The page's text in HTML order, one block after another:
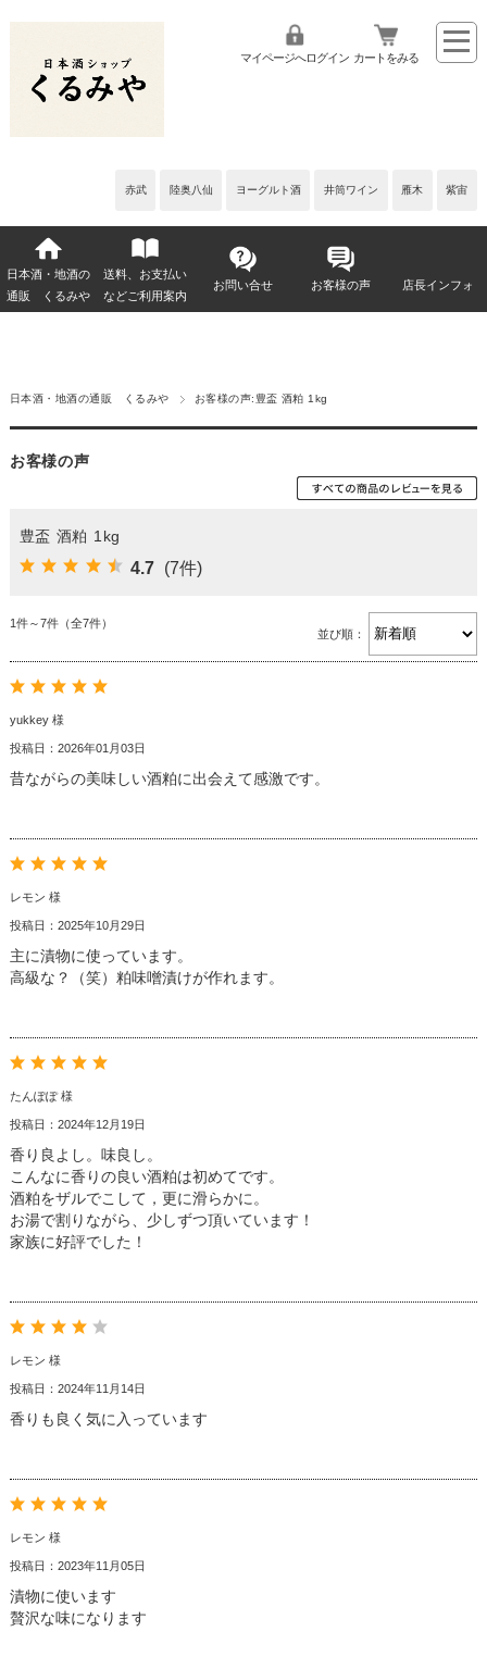
赤武 陸奥八仙 ヨーグルト酒 井筒ワイン 雁木 紫宙
マイページへログイン カートをみる
日本酒・地酒の
通販 くるみや
送料、お支払い
などご利用案内
お問い合せ お客様の声 店長インフォ
日本酒・地酒の通販 くるみや お客様の声:豊盃 酒粕 1kg
お客様の声
豊盃 酒粕 1kg
4.7 (7件)
1件～7件（全7件）
並び順：
yukkey 様
投稿日：2026年01月03日
昔ながらの美味しい酒粕に出会えて感激です。
レモン 様
投稿日：2025年10月29日
主に漬物に使っています。
高級な？（笑）粕味噌漬けが作れます。
たんぽぽ 様
投稿日：2024年12月19日
香り良よし。味良し。
こんなに香りの良い酒粕は初めてです。
酒粕をザルでこして，更に滑らかに。
お湯で割りながら、少しずつ頂いています！
家族に好評でした！
レモン 様
投稿日：2024年11月14日
香りも良く気に入っています
レモン 様
投稿日：2023年11月05日
漬物に使います
贅沢な味になります